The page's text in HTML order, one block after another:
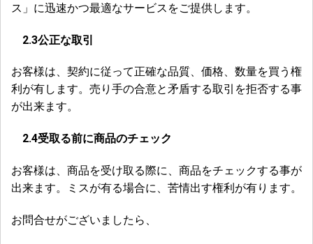
ス」に迅速かつ最適なサービスをご提供します。
2.3公正な取引
お客様は、契約に従って正確な品質、価格、数量を買う権
利が有します。売り手の合意と矛盾する取引を拒否する事
が出来ます。
2.4受取る前に商品のチェック
お客様は、商品を受け取る際に、商品をチェックする事が
出来ます。ミスが有る場合に、苦情出す権利が有ります。
お問合せがございましたら、